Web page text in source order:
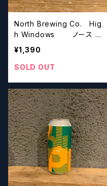
North Brewing Co. Hig
h Windows ノース ブ
リューイング ハイ ウィン
ドウズ
¥1,390
SOLD OUT